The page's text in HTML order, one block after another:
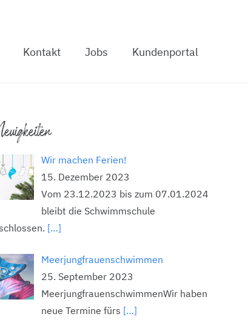
Kontakt Jobs Kundenportal
Wir machen Ferien!
15. Dezember 2023
Vom 23.12.2023 bis zum 07.01.2024
bleibt die Schwimmschule
[…]
Meerjungfrauenschwimmen
25. September 2023
MeerjungfrauenschwimmenWir haben
neue Termine fürs […]